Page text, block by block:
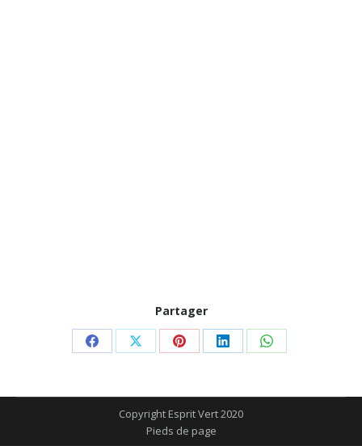
Partager
Partager
Facebook
Partager
X
Partager
Pinterest
Partager
LinkedIn
Partager
WhatsApp
Copyright Esprit Vert 2020
Pieds de page